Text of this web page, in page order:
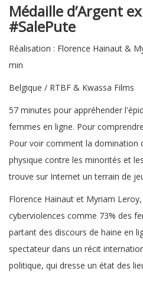
Médaille d’Argent
Réalisation : Florence Hainaut &
min
Belgique / RTBF & Kwassa Films
57 minutes pour appréhender
femmes en ligne. Pour
Pour voir comment la domination
physique contre les minorités et
trouve sur Internet un
Florence Hainaut et Myriam
cyberviolences comme 73% des
partant des discours de haine en
spectateur dans un récit
politique, qui dresse un état des